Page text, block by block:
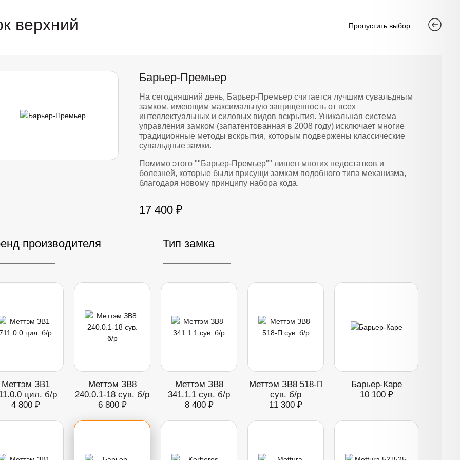
верхний Пропустить выбор
Барьер-Премьер
На сегодняшний день, Барьер-Премьер считается лучшим сувальдным
замком, имеющим максимальную защищенность от всех
интеллектуальных и силовых видов вскрытия. Уникальная система
управления замком (запатентованная в 2008 году) исключает многие
традиционные методы вскрытия, которым подвержены классические
сувальдные замки.
Помимо этого ""Барьер-Премьер"" лишен многих недостатков и
болезней, которые были присущи замкам подобного типа механизма,
благодаря новому принципу набора кода.
17 400 ₽
производителя Тип замка
Меттэм ЗВ1
цил. б/р
4 800 ₽
Меттэм ЗВ8
240.0.1-18 сув. б/р
6 800 ₽
Меттэм ЗВ8
341.1.1 сув. б/р
8 400 ₽
Меттэм ЗВ8 518-П
сув. б/р
11 300 ₽
Барьер-Каре
10 100 ₽